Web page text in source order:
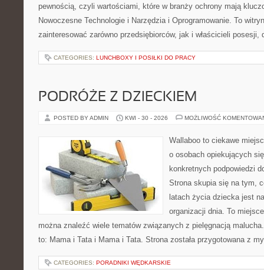
pewnością, czyli wartościami, które w branży ochrony mają
Nowoczesne Technologie i Narzędzia i Oprogramowanie. To
zainteresować zarówno przedsiębiorców, jak i właścicieli
CATEGORIES: LUNCHBOXY I POSIŁKI DO PRACY
PODRÓŻE Z DZIECKIEM
POSTED BY ADMIN KWI - 30 - 2026 MOŻLIWOŚĆ
Wallaboo to ciekawe
o osobach opiekujących
konkretnych podpowiedzi
Strona skupia się na tym,
latach życia dziecka jest
organizacji dnia. To
można znaleźć wiele tematów związanych z pielęgnacją
to: Mama i Tata i Mama i Tata. Strona została przygotowana z
CATEGORIES: PORADNIKI WĘDKARSKIE